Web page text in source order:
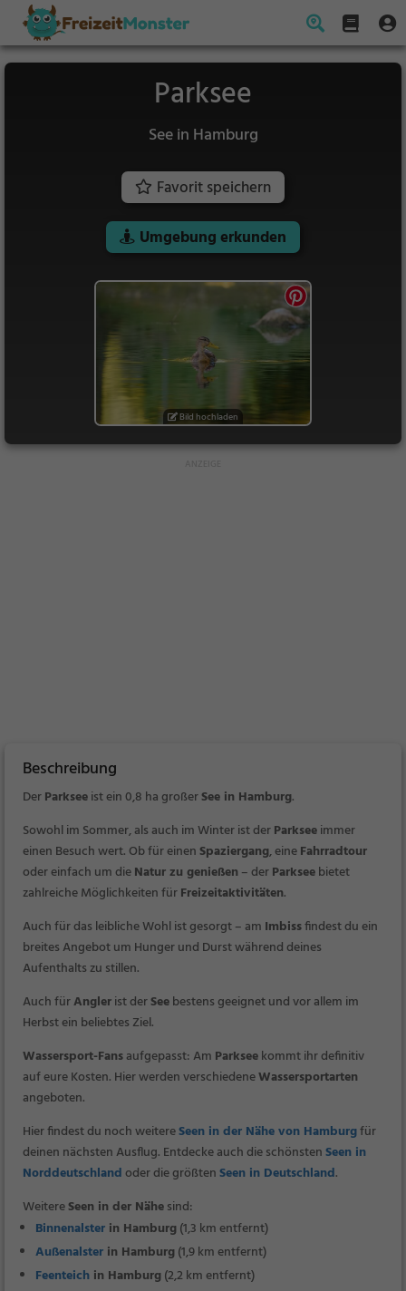
Parksee
See in Hamburg
Favorit speichern
Umgebung erkunden
Bild hochladen
Beschreibung
DerParkseeist ein0,8 ha großerSee in Hamburg.
Sowohl im Sommer, als auch im Winter ist derParkseeimmer
einen Besuch wert. Ob für einenSpaziergang, eineFahrradtour
oder einfach um dieNatur zu genießen – derParkseebietet
zahlreiche Möglichkeiten fürFreizeitaktivitäten.
Auch für das leibliche Wohl ist gesorgt – am Imbissfindest du ein
breites Angebot um Hunger und Durst während deines
Aufenthalts zu stillen.
Auch fürAnglerist derSeebestens geeignet und vor allem im
Herbst ein beliebtes Ziel.
Wassersport-Fansaufgepasst: Am Parkseekommt ihr definitiv
auf eure Kosten. Hier werden verschiedeneWassersportarten
angeboten.
Hier findest du noch weitereSeen in der Nähe von Hamburgfür
deinen nächsten Ausflug. Entdecke auch die schönstenSeen in
Norddeutschlandoder die größtenSeen in Deutschland.
WeitereSeen in der Nähesind:
Binnenalster in Hamburg(1,3 km entfernt)
Außenalster in Hamburg(1,9 km entfernt)
Feenteich in Hamburg(2,2 km entfernt)